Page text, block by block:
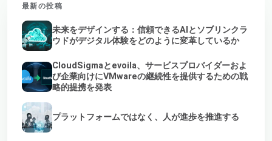
最新の投稿
未来をデザインする：信頼できるAIとソブリンクラ
ウドがデジタル体験をどのように変革しているか
CloudSigmaとevoila、サービスプロバイダーおよ
び企業向けにVMwareの継続性を提供するための戦
略的提携を発表
プラットフォームではなく、人が進歩を推進する